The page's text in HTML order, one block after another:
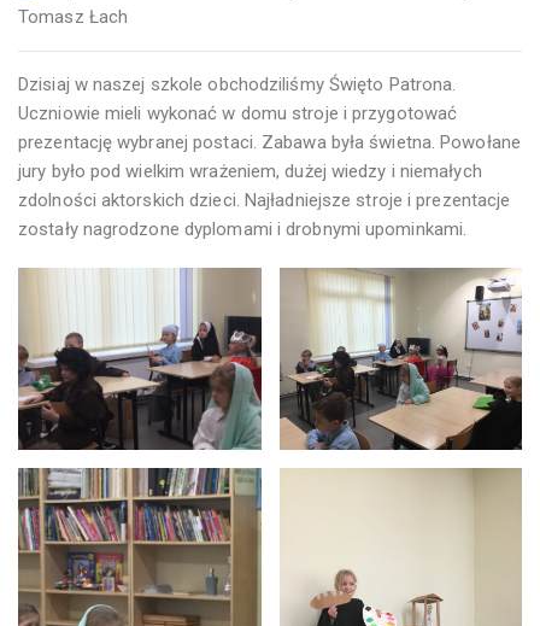
Tomasz Łach
Dzisiaj w naszej szkole obchodziliśmy Święto Patrona.
Uczniowie mieli wykonać w domu stroje i przygotować
prezentację wybranej postaci. Zabawa była świetna. Powołane
jury było pod wielkim wrażeniem, dużej wiedzy i niemałych
zdolności aktorskich dzieci. Najładniejsze stroje i prezentacje
zostały nagrodzone dyplomami i drobnymi upominkami.